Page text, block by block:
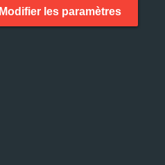
Modifier les paramètres